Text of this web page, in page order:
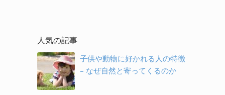
人気の記事
子供や動物に好かれる人の特徴
– なぜ自然と寄ってくるのか